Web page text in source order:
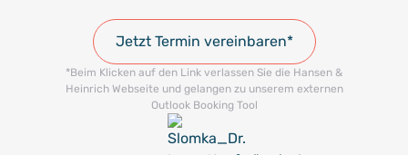
Jetzt Termin vereinbaren*
*Beim Klicken auf den Link verlassen Sie die Hansen &
Heinrich Webseite und gelangen zu unserem externen
Outlook Booking Tool